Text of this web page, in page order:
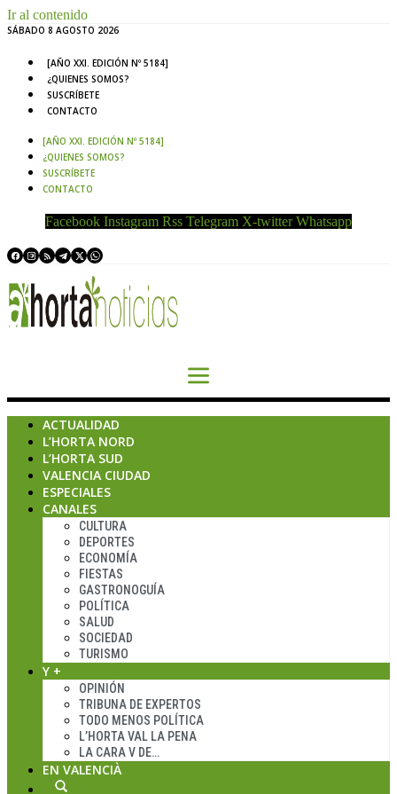
Ir al contenido
SÁBADO 8 AGOSTO 2026
[AÑO XXI. EDICIÓN Nº 5184]
¿QUIENES SOMOS?
SUSCRÍBETE
CONTACTO
[AÑO XXI. EDICIÓN Nº 5184]
¿QUIENES SOMOS?
SUSCRÍBETE
CONTACTO
Facebook Instagram Rss Telegram X-twitter Whatsapp
ACTUALIDAD
L’HORTA NORD
L’HORTA SUD
VALENCIA CIUDAD
ESPECIALES
CANALES
CULTURA
DEPORTES
ECONOMÍA
FIESTAS
GASTRONOGUÍA
POLÍTICA
SALUD
SOCIEDAD
TURISMO
Y +
OPINIÓN
TRIBUNA DE EXPERTOS
TODO MENOS POLÍTICA
L’HORTA VAL LA PENA
LA CARA V DE…
EN VALENCIÀ